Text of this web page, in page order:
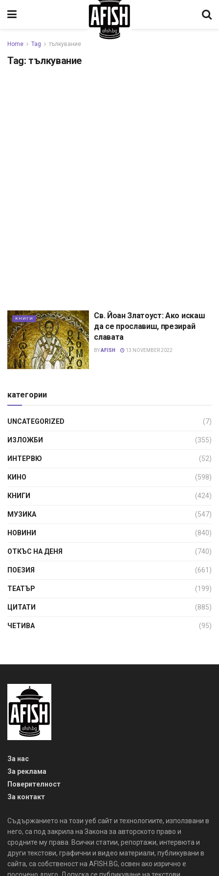
Home Tag тълкувание
Tag: тълкувание
КНИГИ
Св. Йоан Златоуст: Ако искаш
да се прославиш, презирай
славата
BYAFISH 13 NOVEMBER 2022
категории
UNCATEGORIZED (7)
ИЗЛОЖБИ (355)
ИНТЕРВЮ (52)
КИНО (598)
КНИГИ (424)
МУЗИКА (547)
НОВИНИ (840)
ОТКЪС НА ДЕНЯ (740)
ПОЕЗИЯ (661)
ТЕАТЪР (199)
ЦИТАТИ (885)
ЧЕТИВА (95)
За нас
За реклама
Поверителност
За контакт
Съдържанието на този уеб сайт и технологиите, използвани в
него, са под закрила на Закона за авторското право и
сродните му права. Всички статии, репортажи, интервюта и
други текстови, графични и видео материали, публикувани в
сайта, са собственост на AFISH.BG, освен ако изрично е
посочено друго. Допуска се публикуване на текстови